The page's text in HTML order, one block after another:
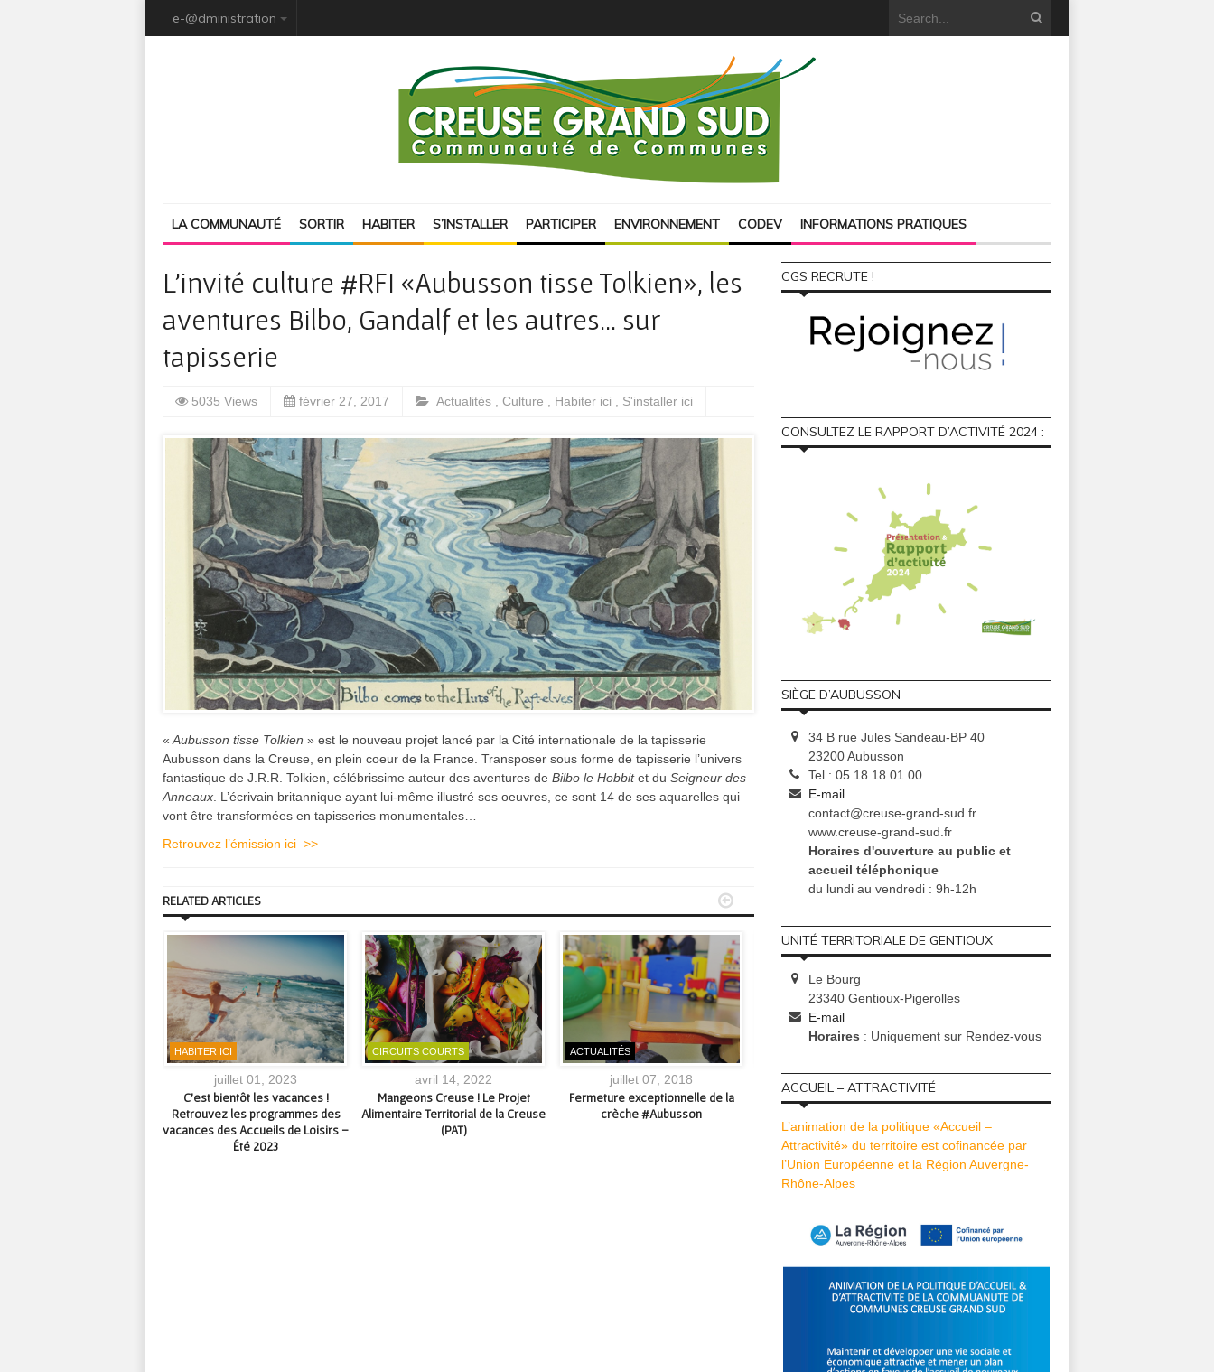
e-@dministration
LA COMMUNAUTÉ SORTIR HABITER S’INSTALLER PARTICIPER ENVIRONNEMENT CODEV INFORMATIONS PRATIQUES
L’invité culture #RFI «Aubusson tisse Tolkien», les
aventures Bilbo, Gandalf et les autres… sur
tapisserie
5035 Views février 27, 2017 Actualités Culture Habiter ici S'installer ici
« Aubusson tisse Tolkien » est le nouveau projet lancé par la Cité internationale de la tapisserie
Aubusson dans la Creuse, en plein coeur de la France. Transposer sous forme de tapisserie l’univers
fantastique de J.R.R. Tolkien, célébrissime auteur des aventures de Bilbo le Hobbitet du Seigneur des
Anneaux . L’écrivain britannique ayant lui-même illustré ses oeuvres, ce sont 14 de ses aquarelles qui
vont être transformées en tapisseries monumentales…
Retrouvez l’émission ici >>
RELATED ARTICLES
HABITER ICI
juillet 01, 2023
C’est bientôt les vacances !
Retrouvez les programmes des
vacances des Accueils de Loisirs –
Été 2023
CIRCUITS COURTS
avril 14, 2022
Mangeons Creuse ! Le Projet
Alimentaire Territorial de la Creuse
(PAT)
ACTUALITÉS
juillet 07, 2018
Fermeture exceptionnelle de la
crèche #Aubusson
Mars-Avril 2018
Vendredi 25 octobre 2024 #Néoux

CGS RECRUTE !
CONSULTEZ LE RAPPORT D’ACTIVITÉ 2024 :
SIÈGE D’AUBUSSON
34 B rue Jules Sandeau-BP 40
23200 Aubusson
Tel : 05 18 18 01 00
E-mail
contact@creuse-grand-sud.fr
www.creuse-grand-sud.fr
Horaires d'ouverture au public et
accueil téléphonique
du lundi au vendredi : 9h-12h
UNITÉ TERRITORIALE DE GENTIOUX
Le Bourg
23340 Gentioux-Pigerolles
E-mail
Horaires : Uniquement sur Rendez-vous
ACCUEIL – ATTRACTIVITÉ
L’animation de la politique «Accueil –
Attractivité» du territoire est cofinancée par
l’Union Européenne et la Région Auvergne-
Rhône-Alpes